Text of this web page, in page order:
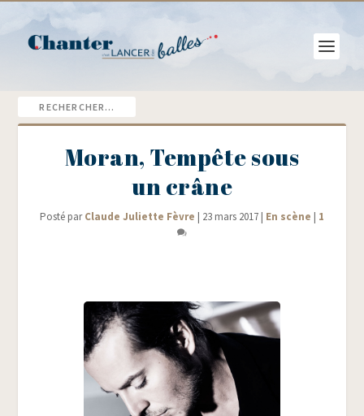
Moran, Tempête sous
un crâne
Posté parClaude Juliette Fèvre | 23 mars 2017 | En scène | 1